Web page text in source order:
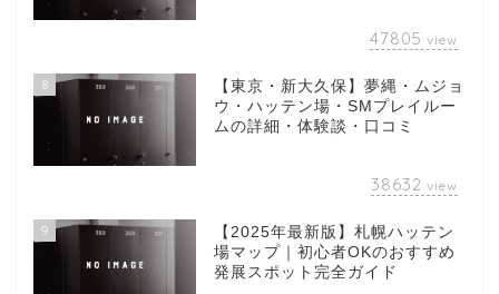
47805 view
8
【東京・新大久保】夢縄・ムジョ
ウ・ハッテン場・SMプレイルー
ムの詳細・体験談・口コミ
38632 view
9
【2025年最新版】札幌ハッテン
場マップ｜初心者OKのおすすめ
発展スポット完全ガイド